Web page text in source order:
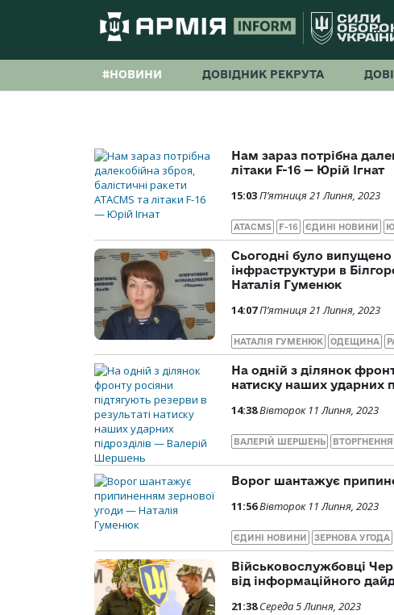
#НОВИНИ ДОВІДНИК РЕКРУТА
Нам зараз потрібна
літаки F-16 — Юрій Ігнат
15:03П’ятниця 21 Липня, 2023
ATACMS F-16 ЄДИНІ НОВИНИ
Сьогодні було випущено
інфраструктури в
Наталія Гуменюк
14:07П’ятниця 21 Липня, 2023
НАТАЛІЯ ГУМЕНЮК ОДЕЩИНА
На одній з ділянок
натиску наших ударних
14:38Вівторок 11 Липня, 2023
ВАЛЕРІЙ ШЕРШЕНЬ
Ворог шантажує
11:56Вівторок 11 Липня, 2023
ЄДИНІ НОВИНИ ЗЕРНОВА УГОДА
Військовослужбовці
від інформаційного
21:38 Середа 5 Липня, 2023